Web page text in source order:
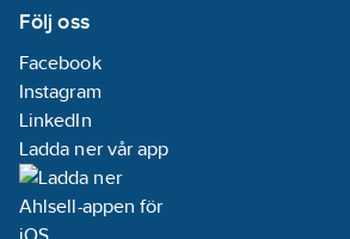
Följ oss
Facebook
Instagram
LinkedIn
Ladda ner vår app